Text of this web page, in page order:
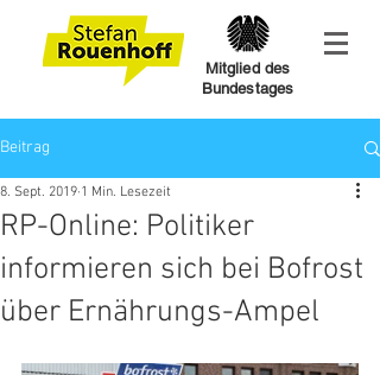
Mitglied des
Bundestages
Beitrag
RP-Online: Politiker
informieren sich bei Bofrost
über Ernährungs-Ampel
8. Sept. 2019 1 Min. Lesezeit